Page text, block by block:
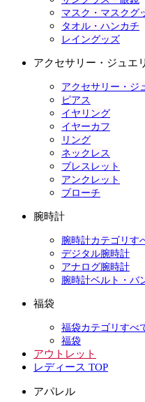
マスク・マスクグ
タオル・ハンカチ
レイングッズ
アクセサリー・ジュエ
アクセサリー・ジ
ピアス
イヤリング
イヤーカフ
リング
ネックレス
ブレスレット
アンクレット
ブローチ
腕時計
腕時計カテゴリす
デジタル腕時計
アナログ腕時計
腕時計ベルト・バ
福袋
福袋カテゴリすべ
福袋
アウトレット
レディース TOP
アパレル